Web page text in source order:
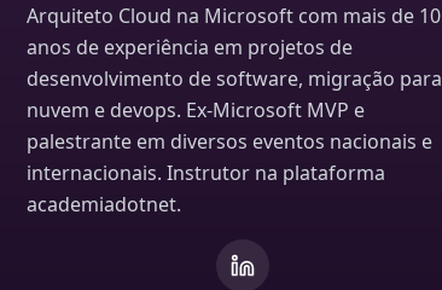
Arquiteto Cloud na Microsoft com mais de 10
anos de experiência em projetos de
desenvolvimento de software, migração para
nuvem e devops. Ex-Microsoft MVP e
palestrante em diversos eventos nacionais e
internacionais. Instrutor na plataforma
academiadotnet.